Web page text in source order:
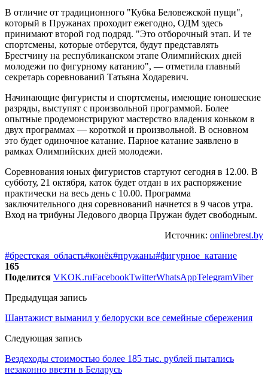
В отличие от традиционного "Кубка Беловежской пущи",
который в Пружанах проходит ежегодно, ОДМ здесь
принимают второй год подряд. "Это отборочный этап. И те
спортсмены, которые отберутся, будут представлять
Брестчину на республиканском этапе Олимпийских дней
молодежи по фигурному катанию", — отметила главный
секретарь соревнований Татьяна Ходаревич.
Начинающие фигуристы и спортсмены, имеющие юношеские
разряды, выступят с произвольной программой. Более
опытные продемонстрируют мастерство владения коньком в
двух программах — короткой и произвольной. В основном
это будет одиночное катание. Парное катание заявлено в
рамках Олимпийских дней молодежи.
Соревнования юных фигуристов стартуют сегодня в 12.00. В
субботу, 21 октября, каток будет отдан в их распоряжение
практически на весь день с 10.00. Программа
заключительного дня соревнований начнется в 9 часов утра.
Вход на трибуны Ледового дворца Пружан будет свободным.
Источник: onlinebrest.by
#брестская_область#конёк#пружаны#фигурное_катание
165
Поделится VKOK.ruFacebookTwitterWhatsAppTelegramViber
Предыдущая запись
Шантажист выманил у белоруски все семейные сбережения
Следующая запись
Вездеходы стоимостью более 185 тыс. рублей пытались
незаконно ввезти в Беларусь